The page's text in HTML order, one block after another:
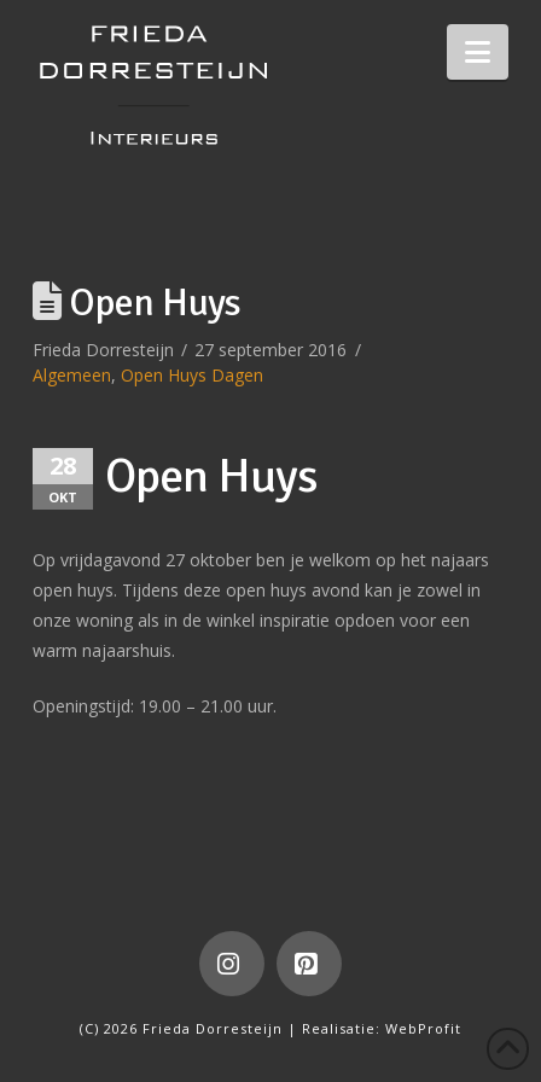
Open Huys
Frieda Dorresteijn
27 september 2016
Algemeen, Open Huys Dagen
28
OKT Open Huys
Op vrijdagavond 27 oktober ben je welkom op het najaars
open huys. Tijdens deze open huys avond kan je zowel in
onze woning als in de winkel inspiratie opdoen voor een
warm najaarshuis.
Openingstijd: 19.00 – 21.00 uur.
InstagramPinterest
(C) 2026 Frieda Dorresteijn | Realisatie: WebProfit